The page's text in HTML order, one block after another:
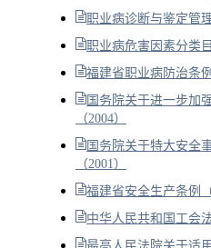
职业病诊断与鉴定管
职业病危害因素分类
福建省职业病防治条例
国务院关于进一步加
（2004）
国务院关于特大安全
（2001）
福建省安全生产条例（
中华人民共和国工会